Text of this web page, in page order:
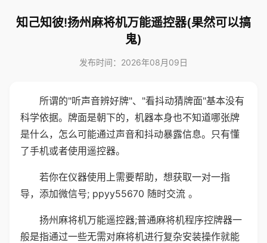
知己知彼!扬州麻将机万能遥控器(果然可以搞
鬼)
发布时间：2026年08月09日
所谓的"听声音辨好牌"、"看抖动猜牌面"基本没有
科学依据。牌面是朝下的，机器本身也不知道哪张牌
是什么，怎么可能通过声音和抖动暴露信息。只有懂
了手机或者使用遥控器。
若你在仪器使用上需要帮助，想获取一对一指
导，添加微信号; ppyy55670 随时交流 。
扬州麻将机万能遥控器;普通麻将机程序控牌器一
般是指通过一些无需对麻将机进行复杂安装操作就能